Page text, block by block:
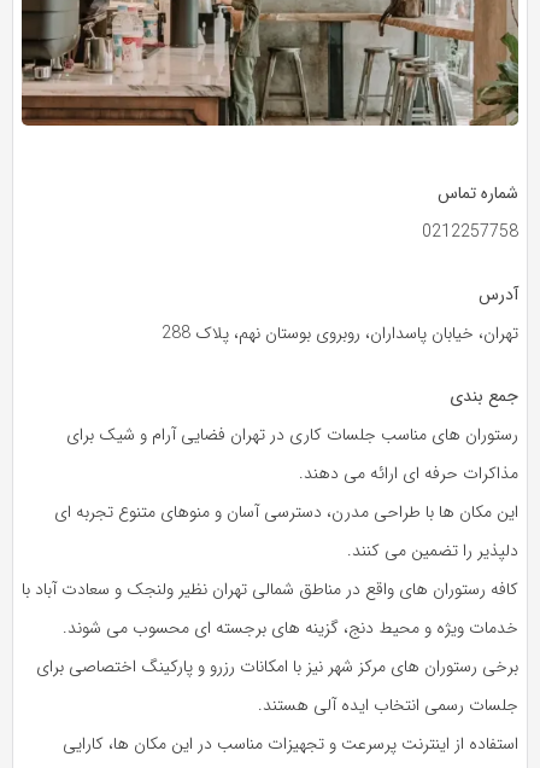
شماره تماس
0212257758
آدرس
تهران، خیابان پاسداران، روبروی بوستان نهم، پلاک 288
جمع بندی
رستوران‌ های مناسب جلسات کاری در تهران فضایی آرام و شیک برای
مذاکرات حرفه‌ ای ارائه می‌ دهند.
این مکان‌ ها با طراحی مدرن، دسترسی آسان و منوهای متنوع تجربه‌ ای
دلپذیر را تضمین می‌ کنند.
کافه‌ رستوران‌ های واقع در مناطق شمالی تهران نظیر ولنجک و سعادت‌ آباد با
خدمات ویژه و محیط دنج، گزینه‌ های برجسته‌ ای محسوب می‌ شوند.
برخی رستوران‌ های مرکز شهر نیز با امکانات رزرو و پارکینگ اختصاصی برای
جلسات رسمی انتخاب ایده‌ آلی هستند.
استفاده از اینترنت پرسرعت و تجهیزات مناسب در این مکان‌ ها، کارایی